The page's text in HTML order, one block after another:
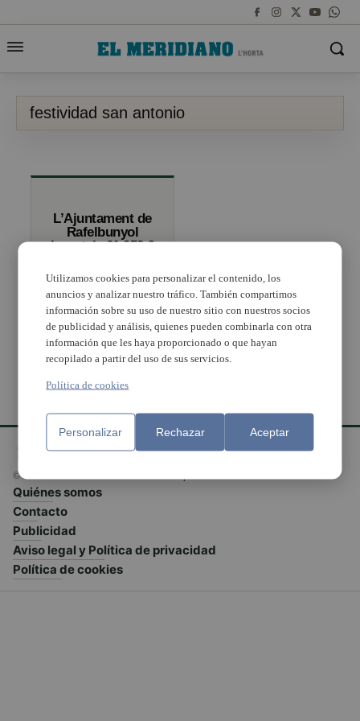
festividad san antonio
L’Ajuntament de
Rafelbunyol
inverteix 61.952 €
festivitats amb
més tradició
© El Meridiano L'Horta 2026 - Valencia - España
Quiénes somos
Contacto
Publicidad
Aviso legal y Política de privacidad
Política de cookies
Utilizamos cookies para personalizar el contenido, los
anuncios y analizar nuestro tráfico. También compartimos
información sobre su uso de nuestro sitio con nuestros socios
de publicidad y análisis, quienes pueden combinarla con otra
información que les haya proporcionado o que hayan
recopilado a partir del uso de sus servicios.
Política de cookies
Personalizar Rechazar Aceptar